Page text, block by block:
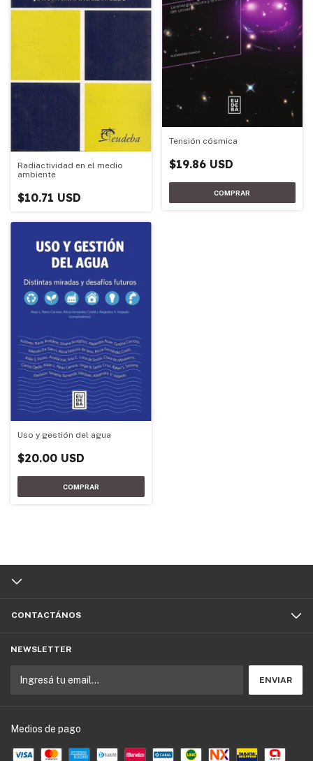
Radiactividad en el medio
ambiente
$10.71 USD
Tensión cósmica
$19.86 USD
Uso y gestión del agua
$20.00 USD
CONTACTÁNOS
NEWSLETTER
Medios de pago